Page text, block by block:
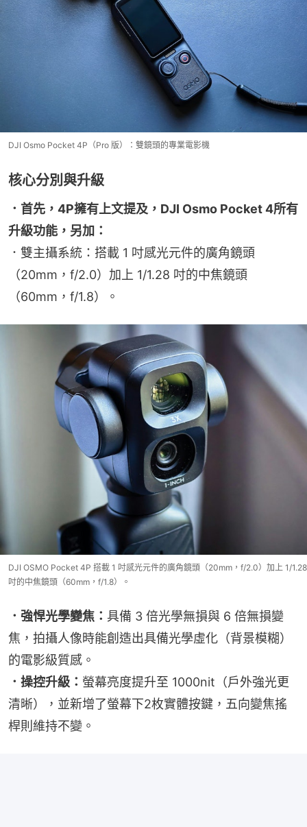
DJI Osmo Pocket 4P（Pro 版）：雙鏡頭的專業電影機
核心分別與升級
．首先，4P擁有上文提及，DJI Osmo Pocket 4所有
升級功能，另加：
．雙主攝系統：搭載 1 吋感光元件的廣角鏡頭
（20mm，f/2.0）加上 1/1.28 吋的中焦鏡頭
（60mm，f/1.8）。
DJI OSMO Pocket 4P 搭載 1 吋感光元件的廣角鏡頭（20mm，f/2.0）加上 1/1.28
吋的中焦鏡頭（60mm，f/1.8）。
．強悍光學變焦： 具備 3 倍光學無損與 6 倍無損變
焦，拍攝人像時能創造出具備光學虛化（背景模糊）
的電影級質感。
．操控升級： 螢幕亮度提升至 1000nit（戶外強光更
清晰），並新增了螢幕下2枚實體按鍵，五向變焦搖
桿則維持不變。